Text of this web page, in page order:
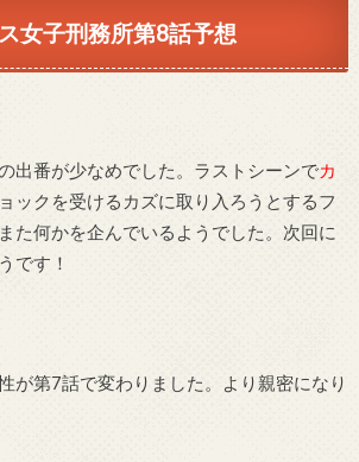
女子刑務所第8話予想
出番が少なめでした。ラストシーンでカ
ックを受けるカズに取り入ろうとするフ
た何かを企んでいるようでした。次回に
です！
が第7話で変わりました。より親密になり